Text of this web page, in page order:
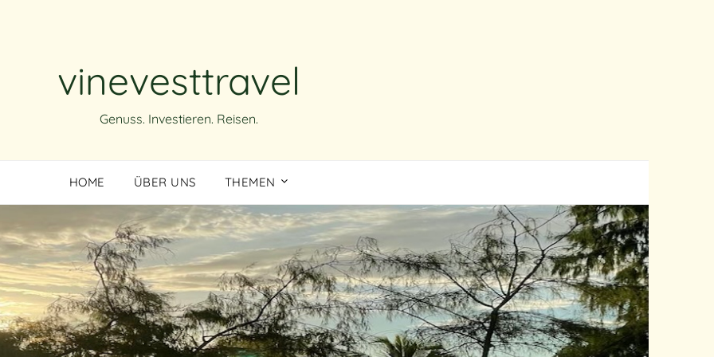
vinevesttravel
Genuss. Investieren. Reisen.
HOME ÜBER UNS THEMEN